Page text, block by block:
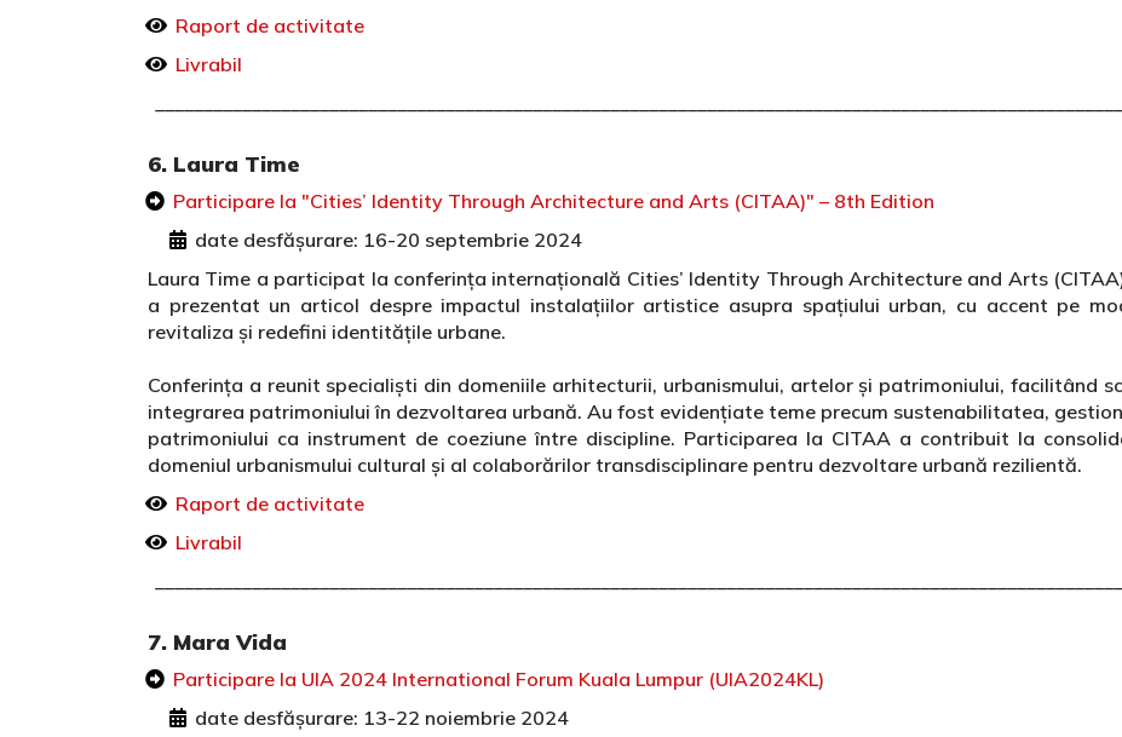
Raport de activitate
Livrabil
6. Laura Time
Participare la "Cities’ Identity Through Architecture and Arts (CITAA)" – 8th Edition
date desfășurare: 16-20 septembrie 2024
Laura Time a participat la conferința internațională Cities’ Identity Through Architecture and Arts
a prezentat un articol despre impactul instalațiilor artistice asupra spațiului urban, cu accent pe
revitaliza și redefini identitățile urbane.
Conferința a reunit specialiști din domeniile arhitecturii, urbanismului, artelor și patrimoniului, facilitând
integrarea patrimoniului în dezvoltarea urbană. Au fost evidențiate teme precum sustenabilitatea,
patrimoniului ca instrument de coeziune între discipline. Participarea la CITAA a contribuit la
domeniul urbanismului cultural și al colaborărilor transdisciplinare pentru dezvoltare urbană rezilientă.
Raport de activitate
Livrabil
7. Mara Vida
Participare la UIA 2024 International Forum Kuala Lumpur (UIA2024KL)
date desfășurare: 13-22 noiembrie 2024